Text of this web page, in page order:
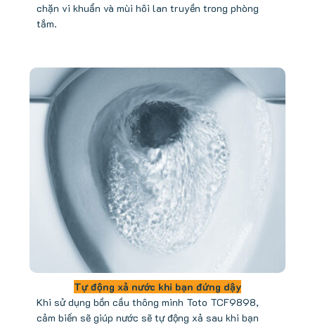
chặn vi khuẩn và mùi hôi lan truyền trong phòng
tắm.
Tự động xả nước khi bạn đứng dậy
Khi sử dụng bồn cầu thông minh Toto TCF9898,
cảm biến sẽ giúp nước sẽ tự động xả sau khi bạn